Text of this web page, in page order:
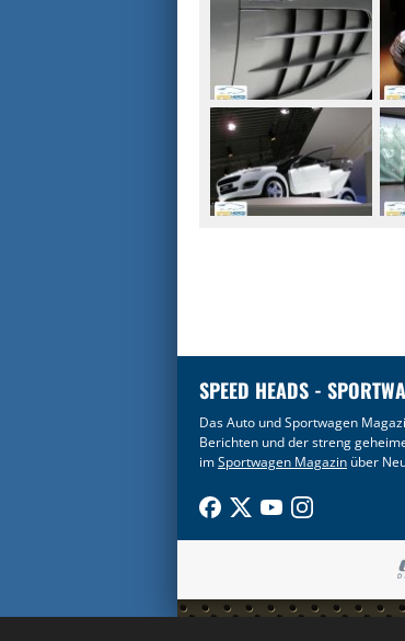
SPEED HEADS -
Das Auto und Sportwagen
Berichten und der streng
imSportwagen Magazin über